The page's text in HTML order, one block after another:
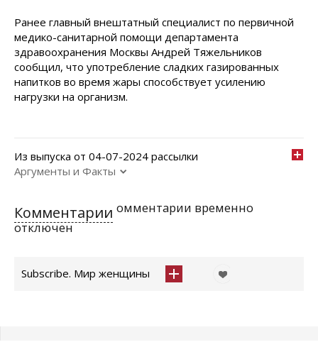
Ранее главный внештатный специалист по первичной
медико-санитарной помощи департамента
здравоохранения Москвы Андрей Тяжельников
сообщил, что употребление сладких газированных
напитков во время жары способствует усилению
нагрузки на организм.
Из выпуска от 04-07-2024 рассылки
Аргументы и Факты
Комментарии омментарии временно
отключен
Subscribe. Мир женщины